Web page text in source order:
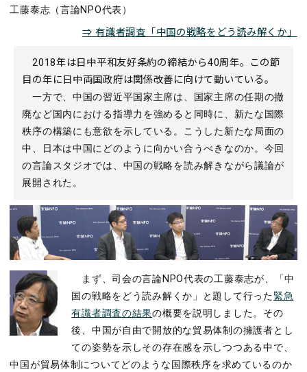
工藤泰志（言論NPO代表）
⇒ 有識者調査「中国の戦略をどう読み解くか」
2018年は日中平和友好条約の締結から40周年。この節
目の年に日中両国政府は関係改善に向けて動いている。
一方で、中国の習近平国家主席は、国家主席の任期の撤
廃など国内における指導力を強めると同時に、新たな国際
秩序の構築にも意欲を示している。こうした新たな局面の
中、日本は中国にどのように向かい合うべきなのか。今回
の言論スタジオでは、中国の戦略を読み解きながら議論が
展開された。
まず、司会の言論NPO代表の工藤泰志が、「中
国の戦略をどう読み解くか」と題して行った緊急
有識者調査の結果の概要を説明しました。その
後、中国が自由で開放的な貿易体制の擁護者とし
ての姿勢を示しその存在感を示しつつある中で、
中国が貿易体制についてどのような国際秩序を求めているのか